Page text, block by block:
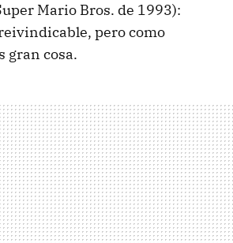
Mario Bros. de 1993):
pero como
gran cosa.